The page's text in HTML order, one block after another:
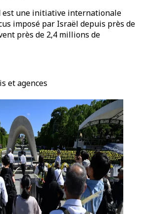
est une initiative internationale
imposé par Israël depuis près de
près de 2,4 millions de
et agences